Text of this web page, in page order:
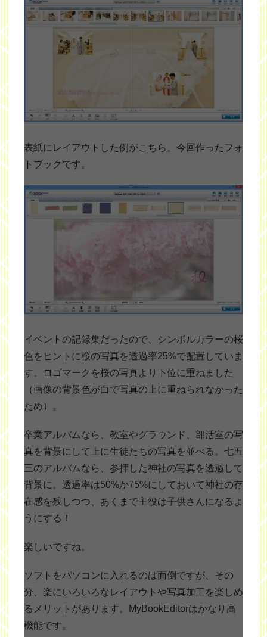
表紙にレイアウトした例がこちら。今回作ったフォ
トブックです。
イベントの記録集だったので、シンボルカラーの桜
色をヒントに桜の写真を透過率25%で配置していま
す。ロゴマークを桜の写真より下位に重ねました
（画像の背景色が白で写真の上に重ねられなかった
ため）。
卒業アルバムなら、教室やグラウンド、部活室の写
真を背景にして上に生徒たちの写真を並べる。七五
三のアルバムなら、参拝した神社の写真を透過して
背景に。透過率は50%か75%にしておいて神社の存
在感を残しつつ、あくまで主役は子供さんになるよ
うにする！
楽しいですね。
ソフトをパソコンに入れるのは面倒ですが、その
分、楽にいろいろなレイアウトや写真加工を楽しめ
るメリットがあります。MyBookEditorはかなり高
機能です。